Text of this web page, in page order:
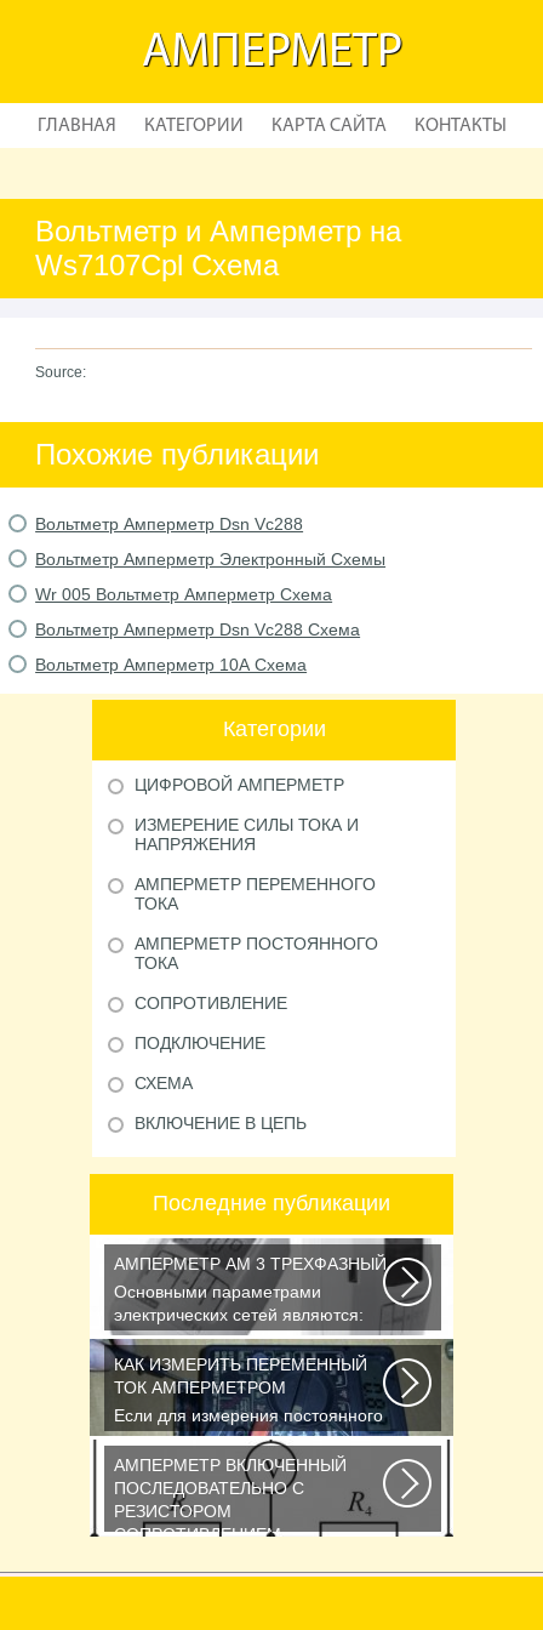
АМПЕРМЕТР
ГЛАВНАЯ КАТЕГОРИИ КАРТА САЙТА КОНТАКТЫ
Вольтметр и Амперметр на
Ws7107Cpl Схема
Source:
Похожие публикации
Вольтметр Амперметр Dsn Vc288
Вольтметр Амперметр Электронный Схемы
Wr 005 Вольтметр Амперметр Схема
Вольтметр Амперметр Dsn Vc288 Схема
Вольтметр Амперметр 10А Схема
Категории
ЦИФРОВОЙ АМПЕРМЕТР
ИЗМЕРЕНИЕ СИЛЫ ТОКА И
НАПРЯЖЕНИЯ
АМПЕРМЕТР ПЕРЕМЕННОГО
ТОКА
АМПЕРМЕТР ПОСТОЯННОГО
ТОКА
СОПРОТИВЛЕНИЕ
ПОДКЛЮЧЕНИЕ
СХЕМА
ВКЛЮЧЕНИЕ В ЦЕПЬ
Последние публикации
АМПЕРМЕТР АМ 3 ТРЕХФАЗНЫЙ
Основными параметрами
электрических сетей являются:
действующее значение...
КАК ИЗМЕРИТЬ ПЕРЕМЕННЫЙ
ТОК АМПЕРМЕТРОМ
Если для измерения постоянного
напряжения Вы пользуетесь
вольтметром с...
АМПЕРМЕТР ВКЛЮЧЕННЫЙ
ПОСЛЕДОВАТЕЛЬНО С
РЕЗИСТОРОМ
СОПРОТИВЛЕНИЕМ